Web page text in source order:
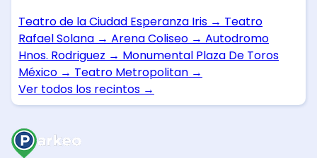
Teatro de la Ciudad Esperanza Iris → Teatro
Rafael Solana → Arena Coliseo → Autodromo
Hnos. Rodriguez → Monumental Plaza De Toros
México → Teatro Metropolitan →
Ver todos los recintos →